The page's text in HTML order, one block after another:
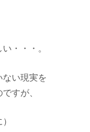
・・・。
い現実を
すが、